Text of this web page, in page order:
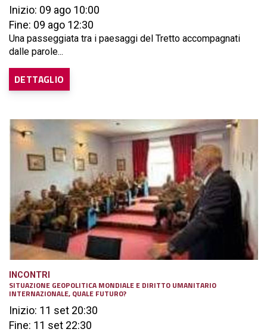
Inizio: 09 ago 10:00
Fine: 09 ago 12:30
Una passeggiata tra i paesaggi del Tretto accompagnati
dalle parole...
DETTAGLIO
INCONTRI
SITUAZIONE GEOPOLITICA MONDIALE E DIRITTO UMANITARIO
INTERNAZIONALE, QUALE FUTURO?
Inizio: 11 set 20:30
Fine: 11 set 22:30